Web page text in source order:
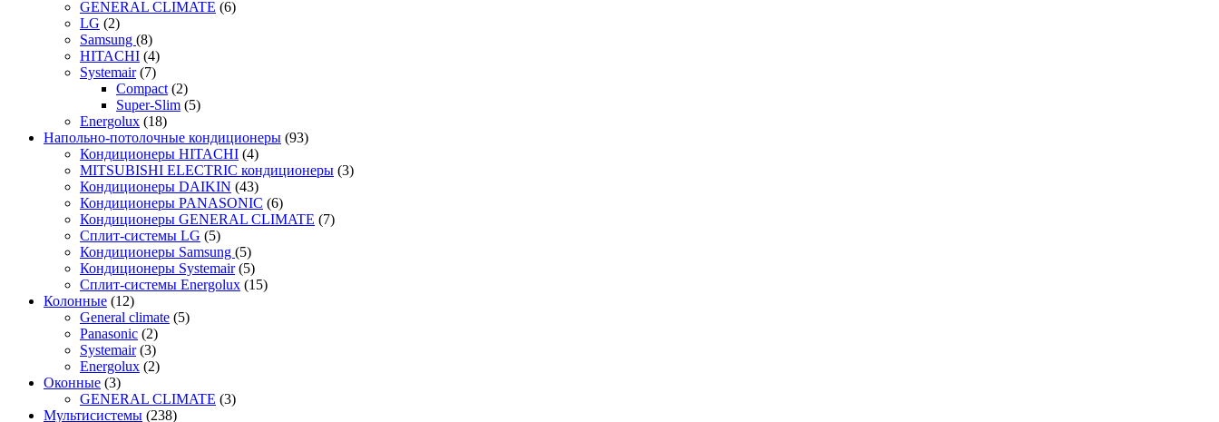
GENERAL CLIMATE (6)
LG (2)
Samsung (8)
HITACHI (4)
Systemair (7)
Compact (2)
Super-Slim (5)
Energolux (18)
Напольно-потолочные кондиционеры (93)
Кондиционеры HITACHI (4)
MITSUBISHI ELECTRIC кондиционеры (3)
Кондиционеры DAIKIN (43)
Кондиционеры PANASONIC (6)
Кондиционеры GENERAL CLIMATE (7)
Сплит-системы LG (5)
Кондиционеры Samsung (5)
Кондиционеры Systemair (5)
Сплит-системы Energolux (15)
Колонные (12)
General climate (5)
Panasonic (2)
Systemair (3)
Energolux (2)
Оконные (3)
GENERAL CLIMATE (3)
Мультисистемы (238)